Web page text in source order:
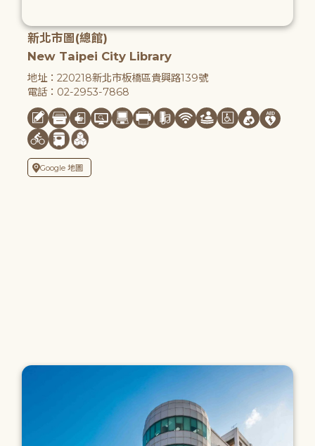
新北市圖(總館)
New Taipei City Library
地址：220218新北市板橋區貴興路139號
電話：02-2953-7868
Google 地圖